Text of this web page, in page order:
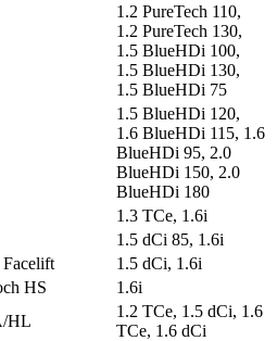
1.2 PureTech 110,
1.2 PureTech 130,
1.5 BlueHDi 100,
1.5 BlueHDi 130,
1.5 BlueHDi 75
1.5 BlueHDi 120,
1.6 BlueHDi 115, 1.6
BlueHDi 95, 2.0
BlueHDi 150, 2.0
BlueHDi 180
1.3 TCe, 1.6i
1.5 dCi 85, 1.6i
1.5 dCi, 1.6i
HS
1.6i
HL
1.2 TCe, 1.5 dCi, 1.6
TCe, 1.6 dCi